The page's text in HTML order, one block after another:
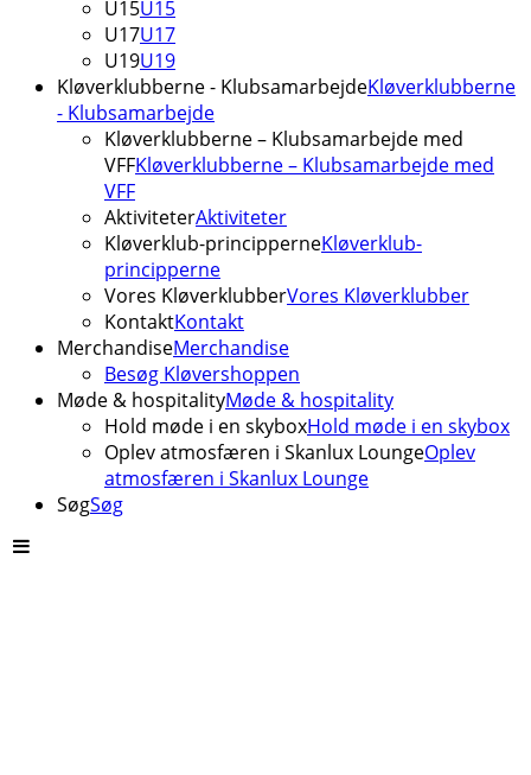
U15U15
U17U17
U19U19
Kløverklubberne - KlubsamarbejdeKløverklubberne
- Klubsamarbejde
Kløverklubberne – Klubsamarbejde med
VFFKløverklubberne – Klubsamarbejde med
VFF
AktiviteterAktiviteter
Kløverklub-principperneKløverklub-
principperne
Vores KløverklubberVores Kløverklubber
KontaktKontakt
MerchandiseMerchandise
Besøg Kløvershoppen
Møde & hospitalityMøde & hospitality
Hold møde i en skyboxHold møde i en skybox
Oplev atmosfæren i Skanlux LoungeOplev
atmosfæren i Skanlux Lounge
SøgSøg